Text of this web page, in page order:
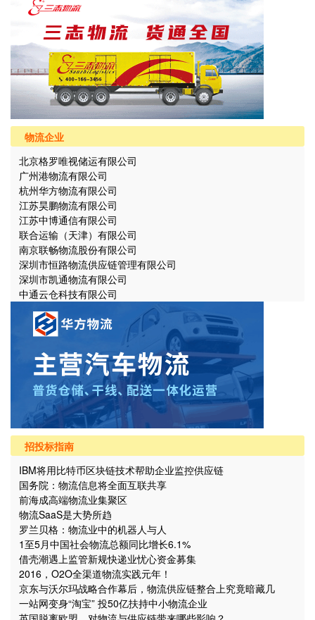
物流企业
北京格罗唯视储运有限公司
广州港物流有限公司
杭州华方物流有限公司
江苏昊鹏物流有限公司
江苏中博通信有限公司
联合运输（天津）有限公司
南京联畅物流股份有限公司
深圳市恒路物流供应链管理有限公司
深圳市凯通物流有限公司
中通云仓科技有限公司
招投标指南
IBM将用比特币区块链技术帮助企业监控供应链
国务院：物流信息将全面互联共享
前海成高端物流业集聚区
物流SaaS是大势所趋
罗兰贝格：物流业中的机器人与人
1至5月中国社会物流总额同比增长6.1%
借壳潮遇上监管新规快递业忧心资金募集
2016，O2O全渠道物流实践元年！
京东与沃尔玛战略合作幕后，物流供应链整合上究竟暗藏几
个“坑”？
一站网变身“淘宝” 投50亿扶持中小物流企业